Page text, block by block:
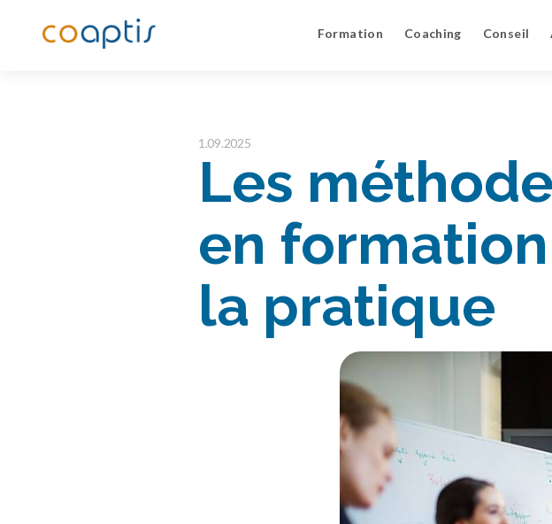
Formation Coaching Conseil
1.09.2025
Les
en
la pratique